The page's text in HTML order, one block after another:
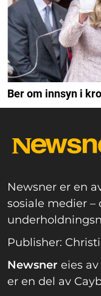
Ber om innsyn i
Newsner er en
sosiale medier
Publisher:
Newsner eies av
er en del av